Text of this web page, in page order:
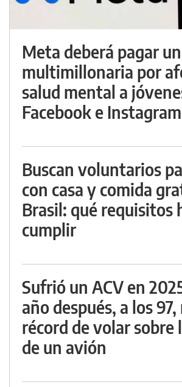
Meta deberá pagar
multimillonaria por
salud mental a
Facebook e Instagram
Buscan voluntarios
con casa y comida
Brasil: qué requisitos
cumplir
Sufrió un ACV en
año después, a los
récord de volar sobre
de un avión